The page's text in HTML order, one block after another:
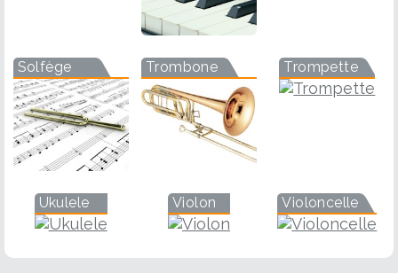
Solfège Trombone Trompette
Ukulele Violon Violoncelle